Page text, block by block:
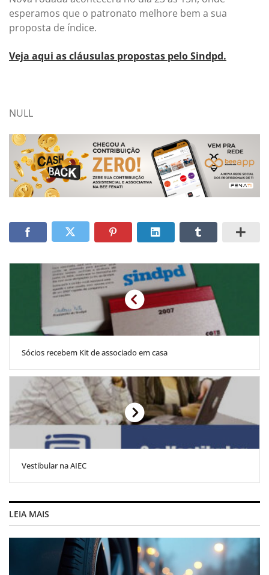
esperamos que o patronato melhore bem a sua
proposta de índice.
Veja aqui as cláusulas propostas pelo Sindpd.
NULL
Sócios recebem Kit de associado em casa
Vestibular na AIEC
LEIA MAIS